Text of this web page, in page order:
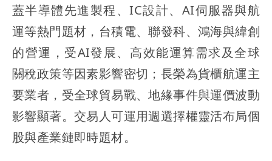
蓋半導體先進製程、IC設計、AI伺服器與航
運等熱門題材，台積電、聯發科、鴻海與緯創
的營運，受AI發展、高效能運算需求及全球
關稅政策等因素影響密切；長榮為貨櫃航運主
要業者，受全球貿易戰、地緣事件與運價波動
影響顯著。交易人可運用週選擇權靈活布局個
股與產業鏈即時題材。